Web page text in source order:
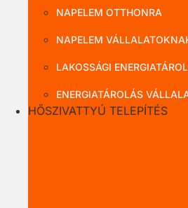
NAPELEM OTTHONRA
NAPELEM
LAKOSSÁGI
ENERGIATÁROLÁS
HŐSZIVATTYÚ TELEPÍTÉS